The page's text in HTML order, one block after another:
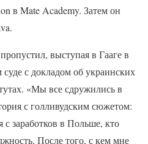
в Mate Academy. Затем он
выступая в Гааге в
с докладом об украинских
«Мы все сдружились в
с голливудским сюжетом:
заработков в Польше, кто
После того, с кем мне